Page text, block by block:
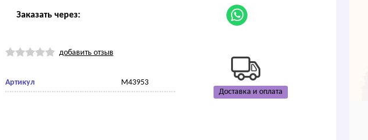
Заказать через:
добавить отзыв
Артикул M43953
Доставка и оплата